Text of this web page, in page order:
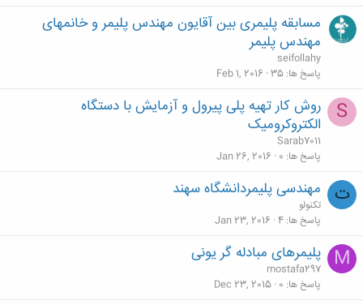
مسابقه پلیمری بین آقایون مهندس پلیمر و خانمهای
مهندس پلیمر
seifollahy
پاسخ ها 35
Feb 1, 2016
S
روش کار تهیه پلی پیرول و آزمایش با دستگاه
الکتروکرومیک
Sarab7011
پاسخ ها 0
Jan 26, 2016
ت مهندسی پلیمردانشگاه سهند
تکنولو
پاسخ ها 4
Jan 23, 2016
M پلیمرهای مبادله گر یونی
mostafa297
پاسخ ها 0
Dec 23, 2015